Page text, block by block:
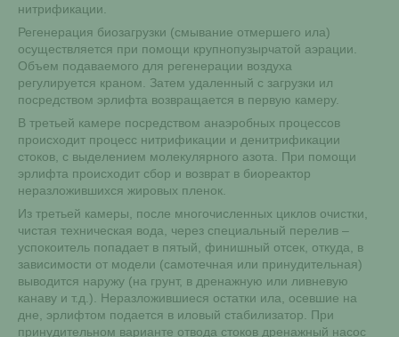
нитрификации.
Регенерация биозагрузки (смывание отмершего ила)
осуществляется при помощи крупнопузырчатой аэрации.
Объем подаваемого для регенерации воздуха
регулируется краном. Затем удаленный с загрузки ил
посредством эрлифта возвращается в первую камеру.
В третьей камере посредством анаэробных процессов
происходит процесс нитрификации и денитрификации
стоков, с выделением молекулярного азота. При помощи
эрлифта происходит сбор и возврат в биореактор
неразложившихся жировых пленок.
Из третьей камеры, после многочисленных циклов очистки,
чистая техническая вода, через специальный перелив –
успокоитель попадает в пятый, финишный отсек, откуда, в
зависимости от модели (самотечная или принудительная)
выводится наружу (на грунт, в дренажную или ливневую
канаву и т.д.). Неразложившиеся остатки ила, осевшие на
дне, эрлифтом подается в иловый стабилизатор. При
принудительном варианте отвода стоков дренажный насос